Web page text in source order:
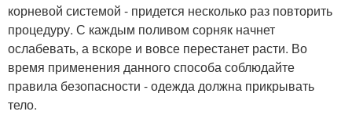
корневой системой - придется несколько раз повторить
процедуру. С каждым поливом сорняк начнет
ослабевать, а вскоре и вовсе перестанет расти. Во
время применения данного способа соблюдайте
правила безопасности - одежда должна прикрывать
тело.